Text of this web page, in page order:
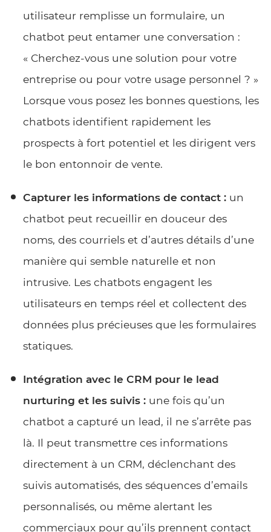
utilisateur remplisse un formulaire, un
chatbot peut entamer une conversation :
« Cherchez-vous une solution pour votre
entreprise ou pour votre usage personnel ? »
Lorsque vous posez les bonnes questions, les
chatbots identifient rapidement les
prospects à fort potentiel et les dirigent vers
le bon entonnoir de vente.
Capturer les informations de contact :un
chatbot peut recueillir en douceur des
noms, des courriels et d’autres détails d’une
manière qui semble naturelle et non
intrusive. Les chatbots engagent les
utilisateurs en temps réel et collectent des
données plus précieuses que les formulaires
statiques.
Intégration avec le CRM pour le lead
nurturing et les suivis :une fois qu’un
chatbot a capturé un lead, il ne s’arrête pas
là. Il peut transmettre ces informations
directement à un CRM, déclenchant des
suivis automatisés, des séquences d’emails
personnalisés, ou même alertant les
commerciaux pour qu’ils prennent contact